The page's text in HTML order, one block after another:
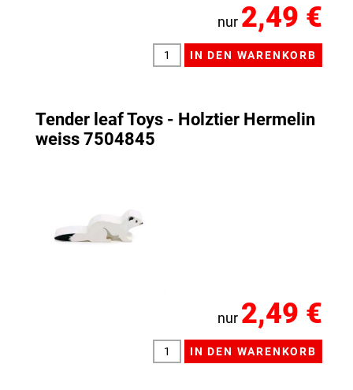
nur 2,49 €
Tender leaf Toys - Holztier Hermelin
weiss 7504845
nur 2,49 €